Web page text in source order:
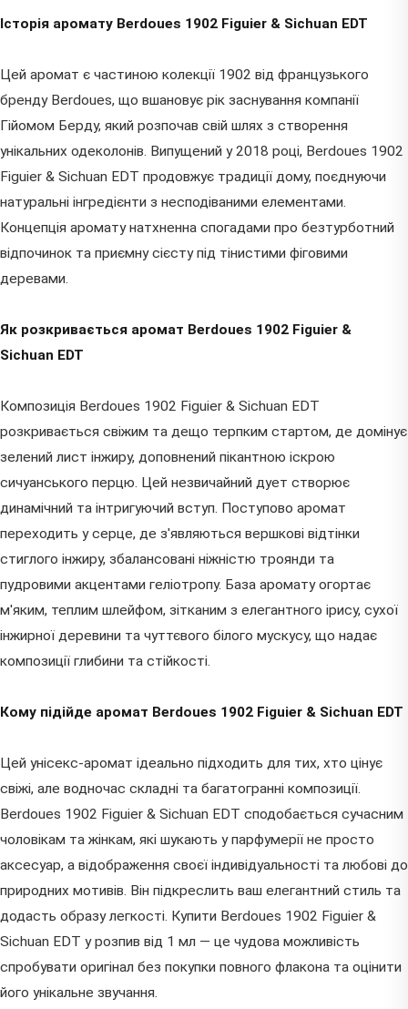
Історія аромату Berdoues 1902 Figuier & Sichuan EDT
Цей аромат є частиною колекції 1902 від французького
бренду Berdoues, що вшановує рік заснування компанії
Гійомом Берду, який розпочав свій шлях з створення
унікальних одеколонів. Випущений у 2018 році, Berdoues 1902
Figuier & Sichuan EDT продовжує традиції дому, поєднуючи
натуральні інгредієнти з несподіваними елементами.
Концепція аромату натхненна спогадами про безтурботний
відпочинок та приємну сієсту під тінистими фіговими
деревами.
Як розкривається аромат Berdoues 1902 Figuier &
Sichuan EDT
Композиція Berdoues 1902 Figuier & Sichuan EDT
розкривається свіжим та дещо терпким стартом, де домінує
зелений лист інжиру, доповнений пікантною іскрою
сичуанського перцю. Цей незвичайний дует створює
динамічний та інтригуючий вступ. Поступово аромат
переходить у серце, де з'являються вершкові відтінки
стиглого інжиру, збалансовані ніжністю троянди та
пудровими акцентами геліотропу. База аромату огортає
м'яким, теплим шлейфом, зітканим з елегантного ірису, сухої
інжирної деревини та чуттєвого білого мускусу, що надає
композиції глибини та стійкості.
Кому підійде аромат Berdoues 1902 Figuier & Sichuan EDT
Цей унісекс-аромат ідеально підходить для тих, хто цінує
свіжі, але водночас складні та багатогранні композиції.
Berdoues 1902 Figuier & Sichuan EDT сподобається сучасним
чоловікам та жінкам, які шукають у парфумерії не просто
аксесуар, а відображення своєї індивідуальності та любові до
природних мотивів. Він підкреслить ваш елегантний стиль та
додасть образу легкості. Купити Berdoues 1902 Figuier &
Sichuan EDT у розпив від 1 мл — це чудова можливість
спробувати оригінал без покупки повного флакона та оцінити
його унікальне звучання.